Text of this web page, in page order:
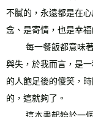
不膩的，永遠都是在
念、是寄情，也是幸福
每一餐飯都意味著
與失，於我而言，是
的人飽足後的傻笑，
的，這就夠了。